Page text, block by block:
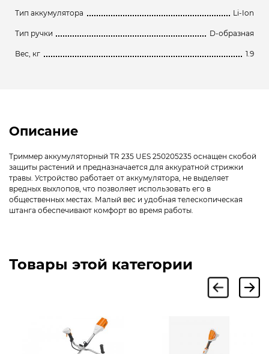
Тип аккумулятора Li-Ion
Тип ручки D-образная
Вес, кг 1.9
Описание
Триммер аккумуляторный TR 235 UES 250205235 оснащен скобой
защиты растений и предназначается для аккуратной стрижки
травы. Устройство работает от аккумулятора, не выделяет
вредных выхлопов, что позволяет использовать его в
общественных местах. Малый вес и удобная телескопическая
штанга обеспечивают комфорт во время работы.
Товары этой категории